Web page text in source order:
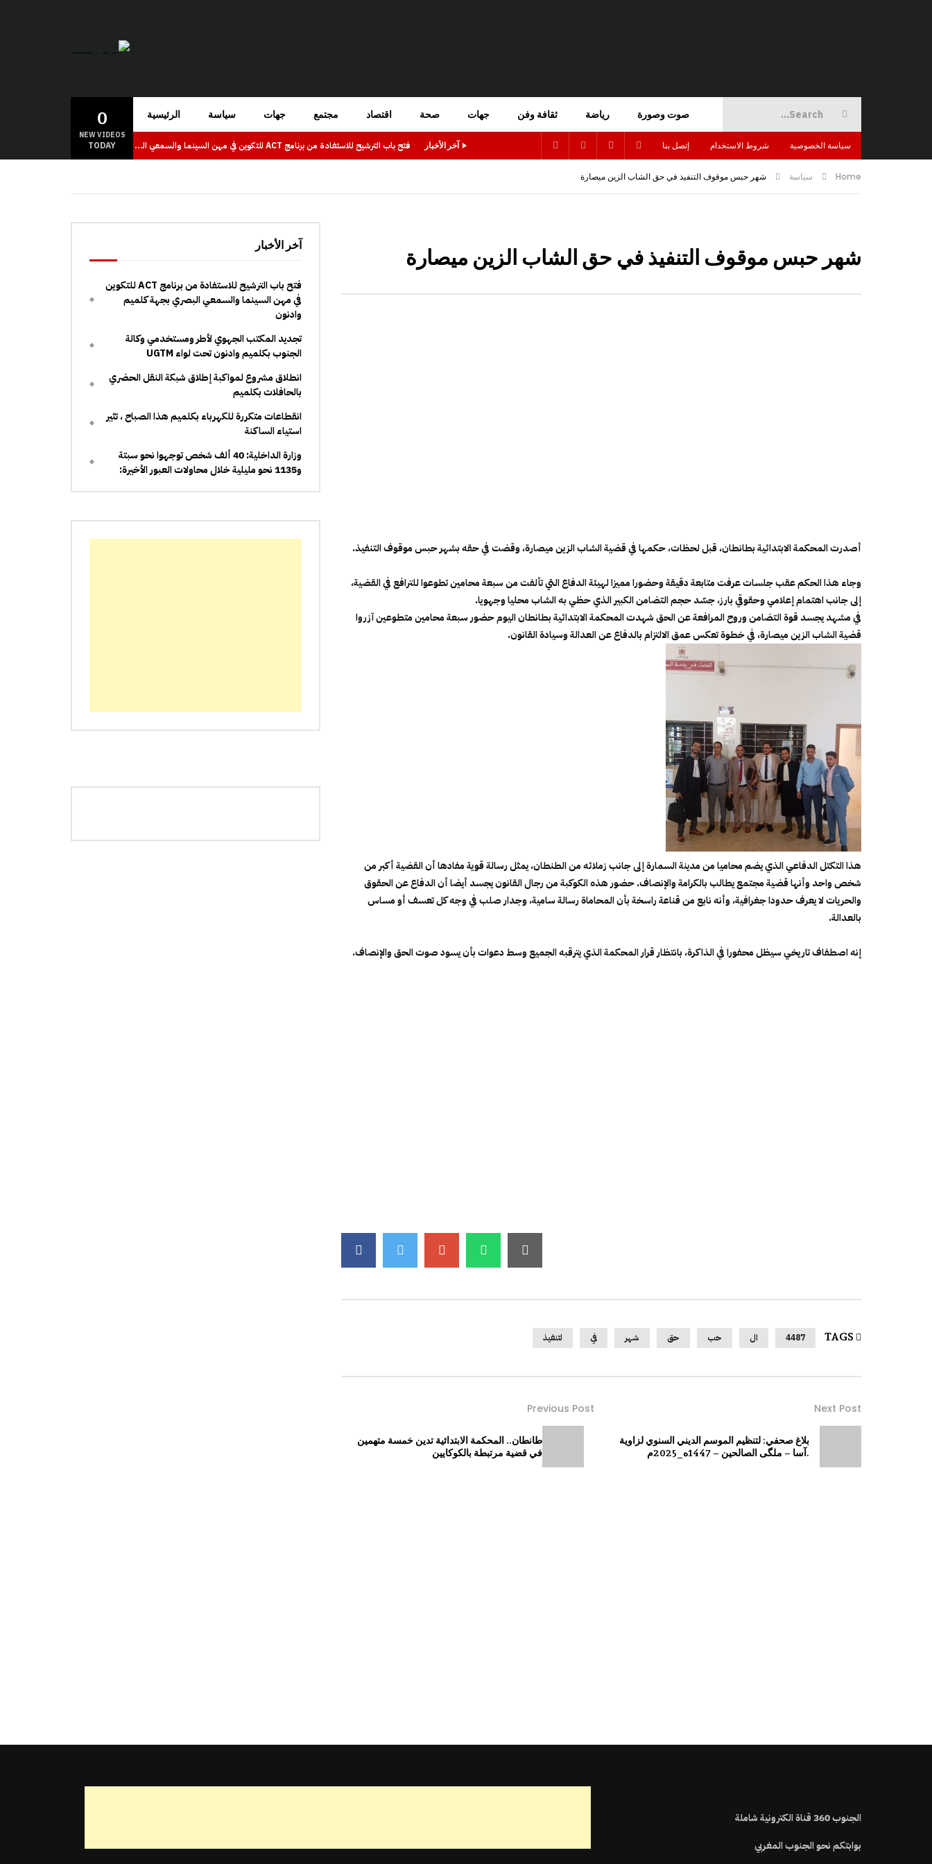
0
NEW VIDEOS
TODAY
الرئيسية سياسة جهات مجتمع اقتصاد صحة جهات ثقافة وفن رياضة صوت وصورة
آخر الأخبار فتح باب الترشيح للاستفادة من برنامج ACT للتكوين في مهن السينما والسمعي البصري بجهة كلميم وادنون إتصل بنا شروط الاستخدام سياسة الخصوصية
Home سياسة شهر حبس موقوف التنفيذ في حق الشاب الزين ميصارة
شهر حبس موقوف التنفيذ في حق الشاب الزين ميصارة
أصدرت المحكمة الابتدائية بطانطان، قبل لحظات، حكمها في قضية الشاب الزين ميصارة، وقضت في حقه بشهر حبس موقوف التنفيذ.
وجاء هذا الحكم عقب جلسات عرفت متابعة دقيقة وحضورا مميزا لهيئة الدفاع التي تألفت من سبعة محامين تطوعوا للترافع في القضية،
إلى جانب اهتمام إعلامي وحقوقي بارز، جسّد حجم التضامن الكبير الذي حظي به الشاب محليا وجهويا.
في مشهد يجسد قوة التضامن وروح المرافعة عن الحق شهدت المحكمة الابتدائية بطانطان اليوم حضور سبعة محامين متطوعين آزروا
قضية الشاب الزين ميصارة، في خطوة تعكس عمق الالتزام بالدفاع عن العدالة وسيادة القانون.
هذا التكتل الدفاعي الذي يضم محاميا من مدينة السمارة إلى جانب زملائه من الطنطان، يمثل رسالة قوية مفادها أن القضية أكبر من
شخص واحد وأنها قضية مجتمع يطالب بالكرامة والإنصاف. حضور هذه الكوكبة من رجال القانون يجسد أيضا أن الدفاع عن الحقوق
والحريات لا يعرف حدودا جغرافية، وأنه نابع من قناعة راسخة بأن المحاماة رسالة سامية، وجدار صلب في وجه كل تعسف أو مساس
بالعدالة.
إنه اصطفاف تاريخي سيظل محفورا في الذاكرة، بانتظار قرار المحكمة الذي يترقبه الجميع وسط دعوات بأن يسود صوت الحق والإنصاف.
TAGS
4487 ال حب حق شهر في لتنفيذ
Previous Post
طانطان.. المحكمة الابتدائية تدين خمسة متهمين
في قضية مرتبطة بالكوكايين
Next Post
بلاغ صحفي: لتنظيم الموسم الديني السنوي لزاوية
آسا – ملگى الصالحين – 1447ه_2025م.
آخر الأخبار
فتح باب الترشيح للاستفادة من برنامج ACT للتكوين
في مهن السينما والسمعي البصري بجهة كلميم
وادنون
تجديد المكتب الجهوي لأطر ومستخدمي وكالة
الجنوب بكلميم وادنون تحت لواء UGTM
انطلاق مشروع لمواكبة إطلاق شبكة النقل الحضري
بالحافلات بكلميم
انقطاعات متكررة للكهرباء بكلميم هذا الصباح ، تثير
استياء الساكنة
وزارة الداخلية: 40 ألف شخص توجهوا نحو سبتة
و1135 نحو مليلية خلال محاولات العبور الأخيرة:
الجنوب360قناة الكترونية شاملة
بوابتكم نحو الجنوب المغربي